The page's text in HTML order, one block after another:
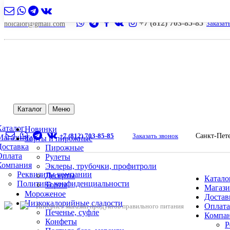
nolcalor@gmail.com +7 (812) 703-85-85
Каталог Меню
Реквизиты компании
Политика конфиденциальности
Новинки
Торты и пирожные
Пирожные
Рулеты
Эклеры, трубочки, профитроли
Десерты
Торты
Мороженое
Низкокалорийные сладости
Печенье, суфле
Конфеты
+7 (812) 703-85-85 Заказать звонок Санкт-
Интернет-магазин продуктов правильного питания
Оплата